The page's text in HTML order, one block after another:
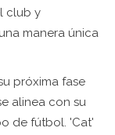
club y
manera única
próxima fase
alinea con su
de fútbol. 'Cat'